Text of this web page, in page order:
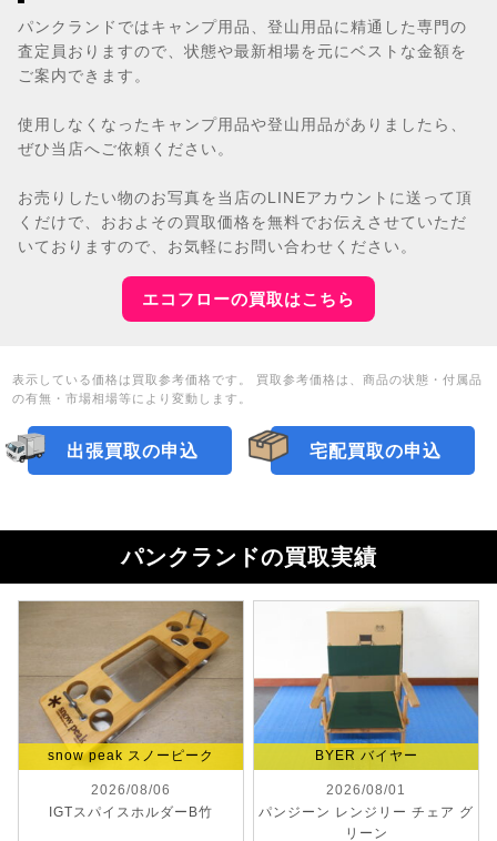
パンクランドではキャンプ用品、登山用品に精通した専門の
査定員おりますので、状態や最新相場を元にベストな金額を
ご案内できます。
使用しなくなったキャンプ用品や登山用品がありましたら、
ぜひ当店へご依頼ください。
お売りしたい物のお写真を当店のLINEアカウントに送って頂
くだけで、おおよその買取価格を無料でお伝えさせていただ
いておりますので、お気軽にお問い合わせください。
エコフローの買取はこちら
表示している価格は買取参考価格です。 買取参考価格は、商品の状態・付属品
の有無・市場相場等により変動します。
出張買取の申込 宅配買取の申込
パンクランドの買取実績
snow peak スノーピーク
2026/08/06
IGTスパイスホルダーB竹
BYER バイヤー
2026/08/01
パンジーン レンジリー チェア グ
リーン